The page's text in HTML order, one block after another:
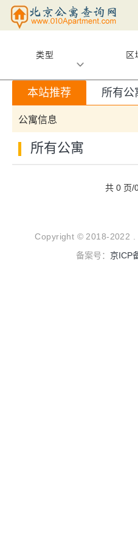
类型 区
本站推荐 所有公
公寓信息
所有公寓
共 0 页/
Copyright © 2018-2022 .
备案号： 京ICP